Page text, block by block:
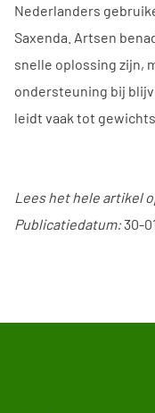
Nederlanders
Saxenda. Artsen
snelle oplossing zijn,
ondersteuning bij
leidt vaak tot
Lees het hele artikel
Publicatiedatum:30-